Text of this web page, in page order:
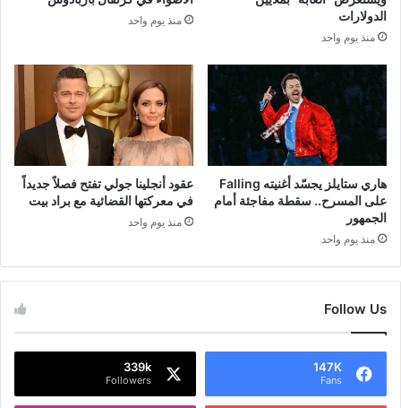
الدولارات
منذ يوم واحد
منذ يوم واحد
هاري ستايلز يجسّد أغنيته Falling
على المسرح.. سقطة مفاجئة أمام
الجمهور
منذ يوم واحد
عقود أنجلينا جولي تفتح فصلاً جديداً
في معركتها القضائية مع براد بيت
منذ يوم واحد
Follow Us
147K
Fans
339k
Followers